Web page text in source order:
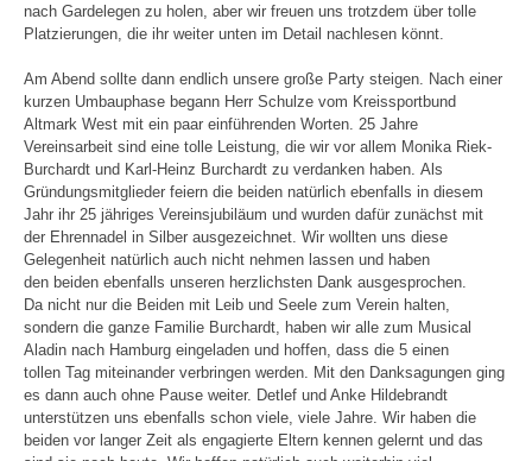
nach Gardelegen zu holen, aber wir freuen uns trotzdem über tolle
Platzierungen, die ihr weiter unten im Detail nachlesen könnt.
Am Abend sollte dann endlich unsere große Party steigen. Nach einer
kurzen Umbauphase begann Herr Schulze vom Kreissportbund
Altmark West mit ein paar einführenden Worten. 25 Jahre
Vereinsarbeit sind eine tolle Leistung, die wir vor allem Monika Riek-
Burchardt und Karl-Heinz Burchardt zu verdanken haben. Als
Gründungsmitglieder feiern die beiden natürlich ebenfalls in diesem
Jahr ihr 25 jähriges Vereinsjubiläum und wurden dafür zunächst mit
der Ehrennadel in Silber ausgezeichnet. Wir wollten uns diese
Gelegenheit natürlich auch nicht nehmen lassen und haben
den beiden ebenfalls unseren herzlichsten Dank ausgesprochen.
Da nicht nur die Beiden mit Leib und Seele zum Verein halten,
sondern die ganze Familie Burchardt, haben wir alle zum Musical
Aladin nach Hamburg eingeladen und hoffen, dass die 5 einen
tollen Tag miteinander verbringen werden. Mit den Danksagungen ging
es dann auch ohne Pause weiter. Detlef und Anke Hildebrandt
unterstützen uns ebenfalls schon viele, viele Jahre. Wir haben die
beiden vor langer Zeit als engagierte Eltern kennen gelernt und das